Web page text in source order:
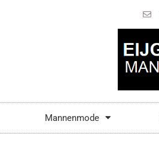
Mannenmode